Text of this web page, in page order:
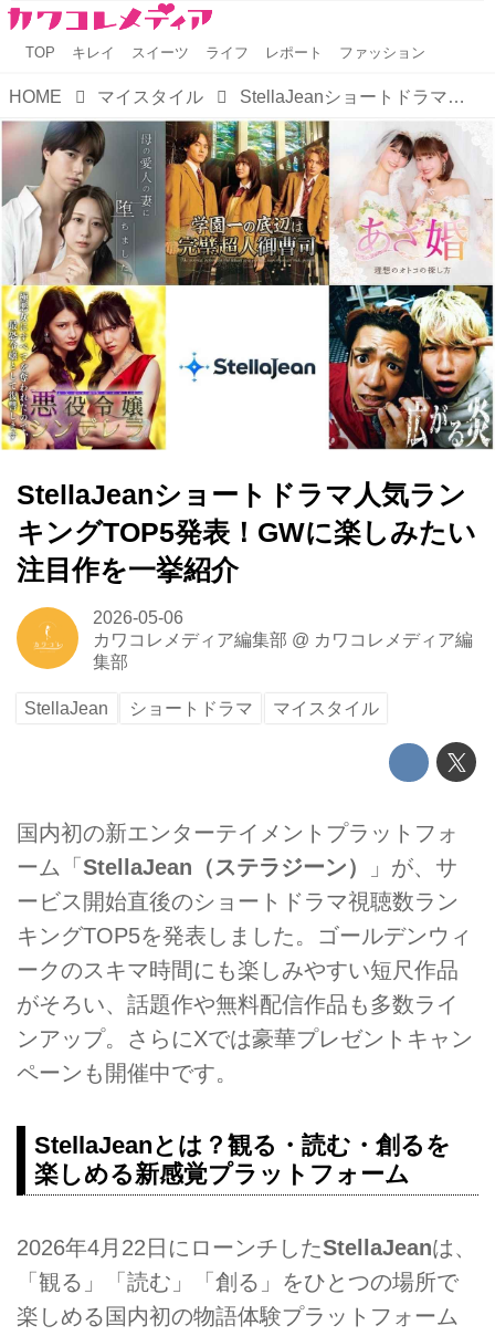
TOP キレイ スイーツ ライフ レポート ファッション
HOME マイスタイル StellaJeanショートドラマ人気ランキングTOP5発表！GWに楽しみたい注目作を一挙紹介
StellaJeanショートドラマ人気ラン
キングTOP5発表！GWに楽しみたい
注目作を一挙紹介
2026-05-06
カワコレメディア編集部 @ カワコレメディア編
集部
StellaJean ショートドラマ マイスタイル
国内初の新エンターテイメントプラットフォ
ーム「 StellaJean（ステラジーン）
」が、サ
ービス開始直後のショートドラマ視聴数ラン
キングTOP5を発表しました。ゴールデンウィ
ークのスキマ時間にも楽しみやすい短尺作品
がそろい、話題作や無料配信作品も多数ライ
ンアップ。さらにXでは豪華プレゼントキャン
ペーンも開催中です。
StellaJeanとは？観る・読む・創るを
楽しめる新感覚プラットフォーム
2026年4月22日にローンチしたStellaJeanは、
「観る」「読む」「創る」をひとつの場所で
楽しめる国内初の物語体験プラットフォーム